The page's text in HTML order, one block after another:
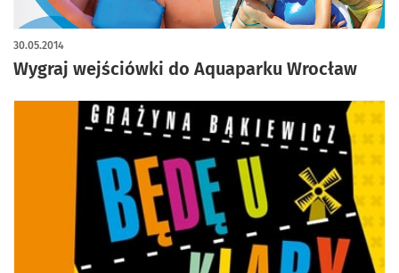
Wygraj wejściówki do Aquaparku Wrocław
30.05.2014